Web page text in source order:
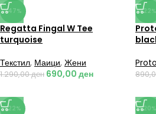
-47%
Regatta Fingal W Tee
turquoise
Текстил, Маици, Жени
1.290,00ден 690,00 ден
-22%
-22% -20%